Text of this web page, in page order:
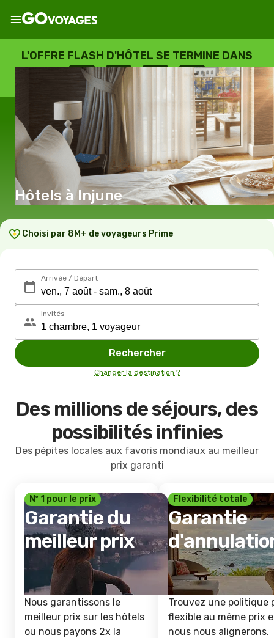
L'OFFRE FLASH D'HÔTEL SE TERMINE DANS
--
JOURS
: --
HEURES
: --
SECONDES
Hôtels à Injune
Choisi par 8M+ de voyageurs Prime
Arrivée / Départ
Invités
Rechercher
Changer la destination ?
Des millions de séjours, des
possibilités infinies
Des pépites locales aux favoris mondiaux au meilleur
prix garanti
Nº 1 pour le prix
Garantie du
meilleur prix
Nous garantissons le
meilleur prix sur les hôtels
ou nous payons 2x la
Flexibilité totale
Garantie
Trouvez une politique
flexible au même prix
nous nous alignerons.